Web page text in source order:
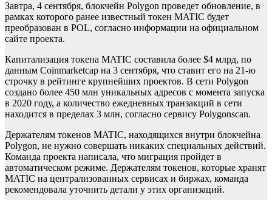
Завтра, 4 сентября, блокчейн Polygon проведет обновление, в
рамках которого ранее известный токен MATIC будет
преобразован в POL, согласно информации на официальном
сайте проекта.
Капитализация токена MATIC составила более $4 млрд, по
данным Coinmarketcap на 3 сентября, что ставит его на 21-ю
строчку в рейтинге крупнейших проектов. В сети Polygon
создано более 450 млн уникальных адресов с момента запуска
в 2020 году, а количество ежедневных транзакций в сети
находится в пределах 3 млн, согласно сервису Polygonscan.
Держателям токенов MATIC, находящихся внутри блокчейна
Polygon, не нужно совершать никаких специальных действий.
Команда проекта написала, что миграция пройдет в
автоматическом режиме. Держателям токенов, которые хранят
MATIC на централизованных сервисах и биржах, команда
рекомендовала уточнить детали у этих организаций.